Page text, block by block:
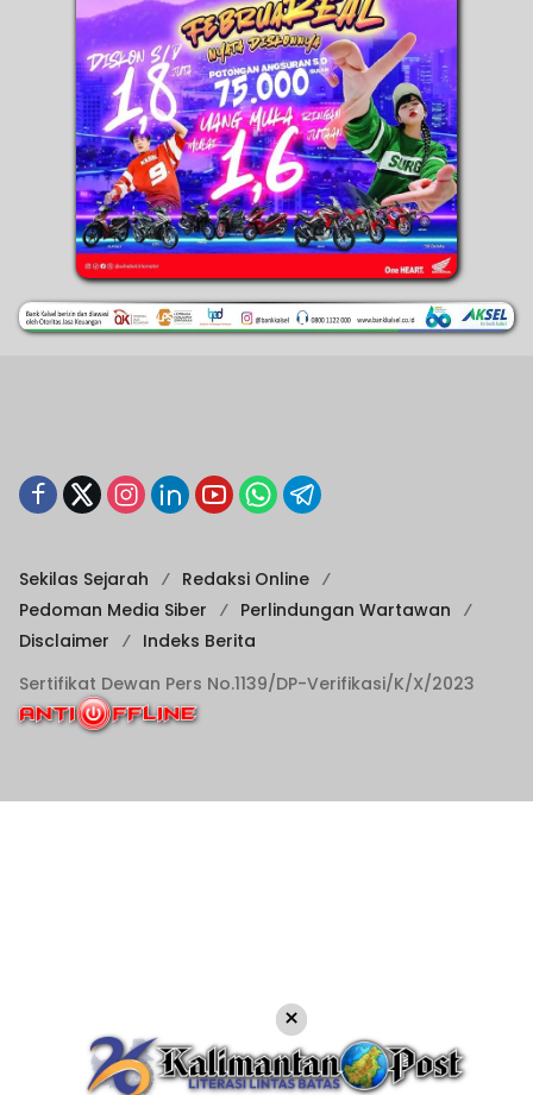
Sekilas Sejarah
Redaksi Online
Pedoman Media Siber
Perlindungan Wartawan
Disclaimer
Indeks Berita
Sertifikat Dewan Pers No.1139/DP-Verifikasi/K/X/2023
×